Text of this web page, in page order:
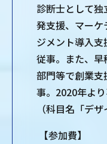
診断士として
発支援、マーケ
ジメント導入
従事。また、
部門等で創業
事。2020年よ
（科目名「デ
【参加費】